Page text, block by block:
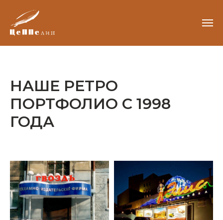
НАШЕ РЕТРО
ПОРТФОЛИО С 1998
ГОДА